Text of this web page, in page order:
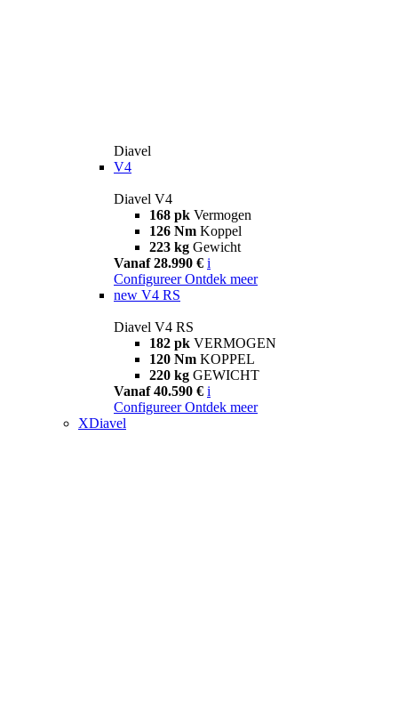
Diavel
V4
Diavel V4
168 pk Vermogen
126 Nm Koppel
223 kg Gewicht
Vanaf 28.990 € i
Configureer Ontdek meer
new V4 RS
Diavel V4 RS
182 pk VERMOGEN
120 Nm KOPPEL
220 kg GEWICHT
Vanaf 40.590 € i
Configureer Ontdek meer
XDiavel